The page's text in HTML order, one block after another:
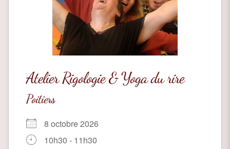
Atelier Rigologie & Yoga du rire
Poitiers
8 octobre 2026
10h30 - 11h30